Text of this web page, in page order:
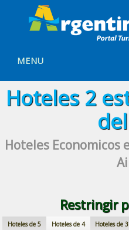
MENU
Hoteles 2
Hoteles Economicos
Restringir
Hoteles de 5 Hoteles de 4 Hoteles de 3